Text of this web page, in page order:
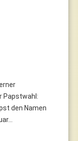
Papstwahl:
den Namen